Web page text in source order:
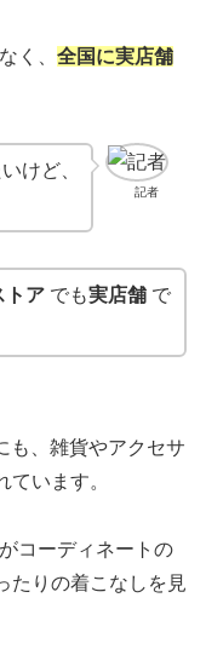
く、 全国に実店舗
記者
けど、
トアでも実店舗で
も、雑貨やアクセサ
います。
コーディネートの
たりの着こなしを見